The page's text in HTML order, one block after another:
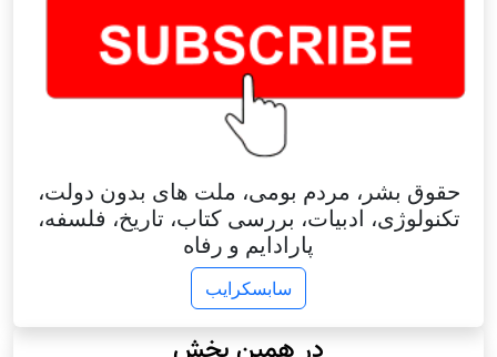
حقوق بشر، مردم بومی، ملت های بدون دولت،
تکنولوژی، ادبیات، بررسی کتاب، تاریخ، فلسفه،
پارادایم و رفاه
سابسکرایب